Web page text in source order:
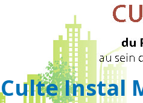
Culte Instal